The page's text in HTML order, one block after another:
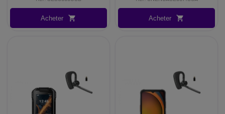
Acheter Acheter